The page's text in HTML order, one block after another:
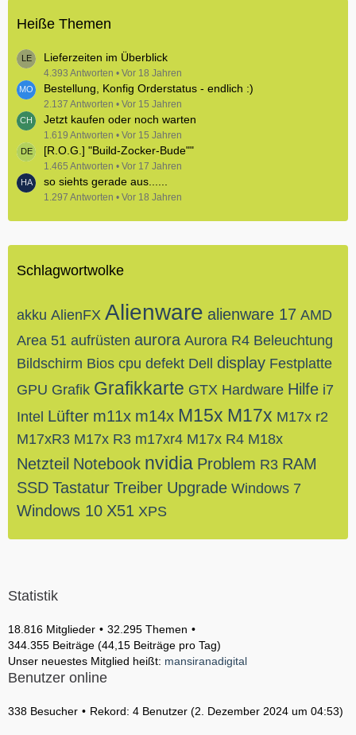
Heiße Themen
Lieferzeiten im Überblick
4.393 Antworten Vor 18 Jahren
Bestellung, Konfig Orderstatus - endlich :)
2.137 Antworten Vor 15 Jahren
Jetzt kaufen oder noch warten
1.619 Antworten Vor 15 Jahren
[R.O.G.] "Build-Zocker-Bude""
1.465 Antworten Vor 17 Jahren
so siehts gerade aus......
1.297 Antworten Vor 18 Jahren
Schlagwortwolke
akku AlienFX Alienware alienware 17 AMD
Area 51 aufrüsten aurora Aurora R4 Beleuchtung
Bildschirm Bios cpu defekt Dell display Festplatte
GPU Grafik Grafikkarte GTX Hardware Hilfe i7
Intel Lüfter m11x m14x M15x M17x M17x r2
M17xR3 M17x R3 m17xr4 M17x R4 M18x
Netzteil Notebook nvidia Problem R3 RAM
SSD Tastatur Treiber Upgrade Windows 7
Windows 10 X51 XPS
Statistik
18.816 Mitglieder
32.295 Themen
344.355 Beiträge (44,15 Beiträge pro Tag)
Unser neuestes Mitglied heißt: mansiranadigital
Benutzer online
338 Besucher Rekord: 4 Benutzer (2. Dezember 2024 um 04:53)